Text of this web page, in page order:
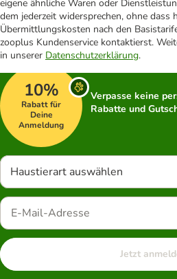
eigene ähnliche Waren oder
dem jederzeit widersprechen, ohne dass
Übermittlungskosten nach den
zooplus Kundenservice kontaktierst.
in unserer Datenschutzerklärung.
10%
Rabatt für
Deine
Anmeldung
Verpasse keine
Rabatte und
Haustierart auswählen
Jetzt